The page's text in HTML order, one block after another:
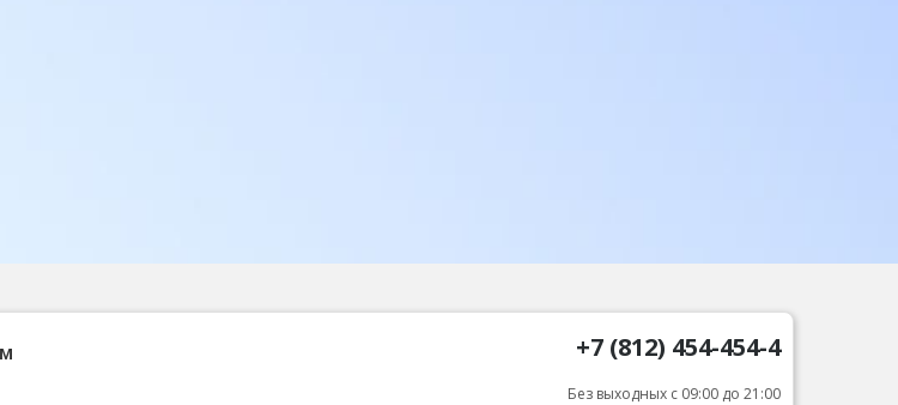
+7 (812) 454-454-4
Без выходных с 09:00 до 21:00